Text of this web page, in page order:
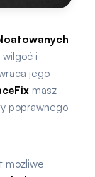
i
jego
masz
poprawnego
możliwe